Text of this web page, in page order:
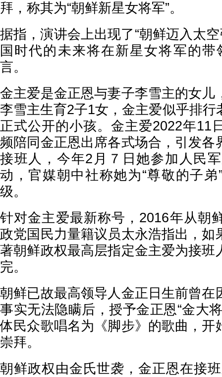
拜，称其为“朝鲜新星女将军”。
据指，演讲会上出现了“朝鲜迈入太
国时代的未来将在新星女将军的带
言。
金主爱是金正恩与妻子李雪主的女儿
李雪主生育2子1女，金主爱似乎排行
正式公开的小孩。金主爱2022年11
频陪同金正恩出席各式场合，引发各
接班人，今年2月７日她参加人民
动，官媒朝中社称她为“尊敬的子
级。
针对金主爱最新称号，2016年从朝
政党国民力量籍议员太永浩指出，如
著朝鲜政权最高层指定金主爱为接班
完。
朝鲜已故最高领导人金正日生前曾在
事实无法隐瞒后，授予金正恩“金大
体民众歌唱名为《脚步》的歌曲，开
崇拜。
朝鲜政权由金氏世袭，金正恩在接